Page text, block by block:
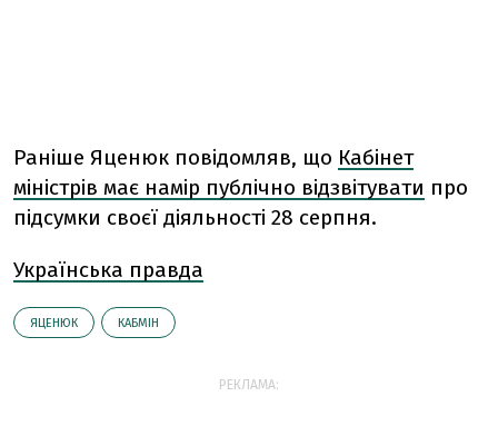
Раніше Яценюк повідомляв, що Кабінет
міністрів має намір публічно відзвітувати про
підсумки своєї діяльності 28 серпня.
Українська правда
ЯЦЕНЮК КАБМІН
РЕКЛАМА: